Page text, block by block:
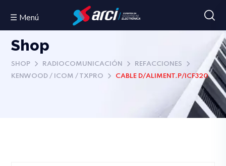
☰ Menú
Shop
SHOP RADIOCOMUNICACIÓN
REFACCIONES
KENWOOD / ICOM / TXPRO
CABLE D/ALIMENT.P/ICF320